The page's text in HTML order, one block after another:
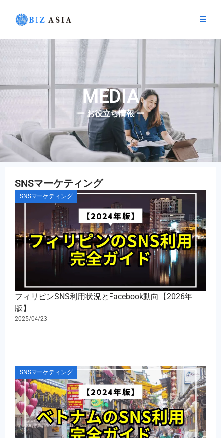
ス
キ
MEDIA
ー お役立ち情報 ー
SNSマーケティング
SNSマーケティング
フィリピンSNS利用状況とFacebook動向【2026年
版】
2025/04/23
SNSマーケティング